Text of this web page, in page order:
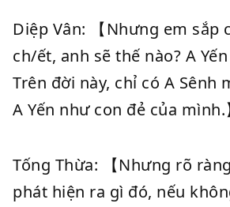
Diệp Vân: 【Nhưng em sắp
ch/ết, anh sẽ thế nào? A
Trên đời này, chỉ có A Sênh
A Yến như con đẻ của mình.
Tống Thừa: 【Nhưng rõ
phát hiện ra gì đó, nếu